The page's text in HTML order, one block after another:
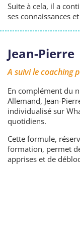
Suite à cela, il a
ses connaissances
Jean-Pierre
A suivi le coaching
En complément du
Allemand, Jean-
individualisé sur
quotidiens.
Cette formule,
formation, permet
apprises et de